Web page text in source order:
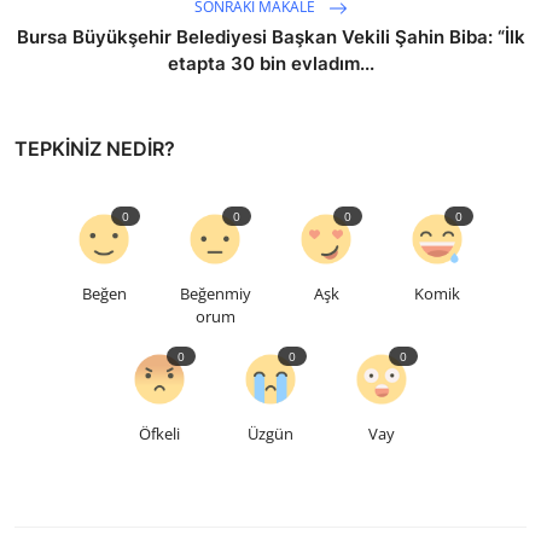
SONRAKI MAKALE
Bursa Büyükşehir Belediyesi Başkan Vekili Şahin Biba: “İlk
etapta 30 bin evladım...
TEPKINIZ NEDIR?
Beğen
0
Beğenmiy
orum
0
Aşk
0
Komik
0
Öfkeli
0
Üzgün
0
Vay
0